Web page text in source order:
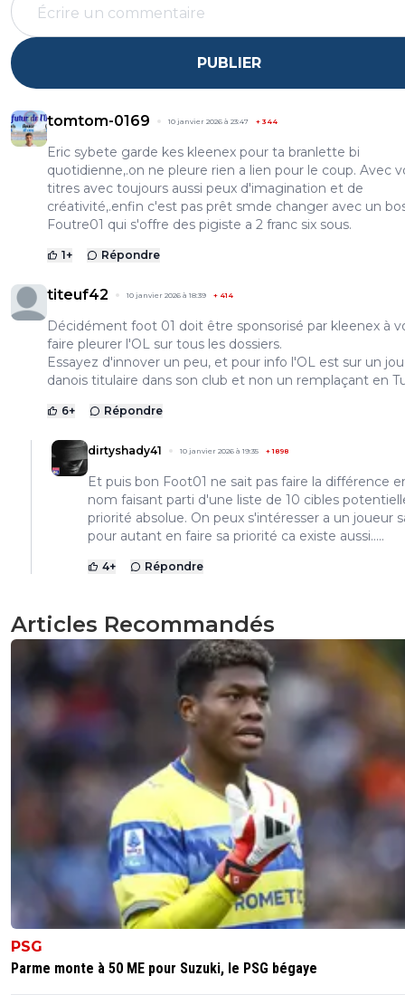
PUBLIER
tomtom-0169 10 janvier 2026 à 23:47 + 344
Eric sybete garde kes kleenex pour ta branlette bi
quotidienne,.on ne pleure rien a lien pour le coup. Avec
titres avec toujours aussi peux d'imagination et de
créativité,.enfin c'est pas prêt smde changer avec un
Foutre01 qui s'offre des pigiste a 2 franc six sous.
1+ Répondre
titeuf42 10 janvier 2026 à 18:39 + 414
Décidément foot 01 doit être sponsorisé par kleenex à
faire pleurer l'OL sur tous les dossiers.
Essayez d'innover un peu, et pour info l'OL est sur un
danois titulaire dans son club et non un remplaçant en
6+ Répondre
dirtyshady41 10 janvier 2026 à 19:35 +1898
Et puis bon Foot01 ne sait pas faire la différence
nom faisant parti d'une liste de 10 cibles
priorité absolue. On peux s'intéresser a un joueur
pour autant en faire sa priorité ca existe aussi.....
4+ Répondre
Articles Recommandés
PSG
Parme monte à 50 ME pour Suzuki, le PSG bégaye